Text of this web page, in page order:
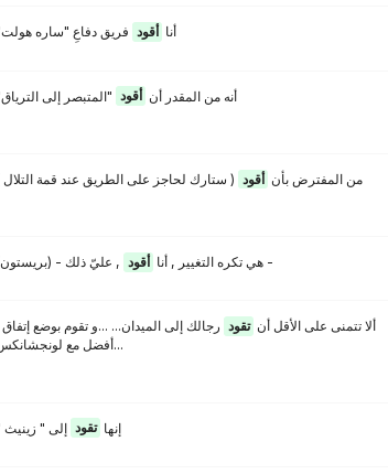
"أنا أقود فريق دفاعِ "ساره هولت
"أنه من المقدر أن أقود "المتبصر إلى الترياق
( من المفترض بأن أقود ُ ( ستارك لحاجز على الطريق عند قمة التلال
(بريستون) - هي تكره التغيير , أنا أقود , عليّ ذلك -
! ألا تتمنى على الأقل أن تقود رجالك إلى الميدان... ...و تقوم بوضع إتفاق
أفضل مع لونجشانكس...
" إنها تقود إلى " زينيث